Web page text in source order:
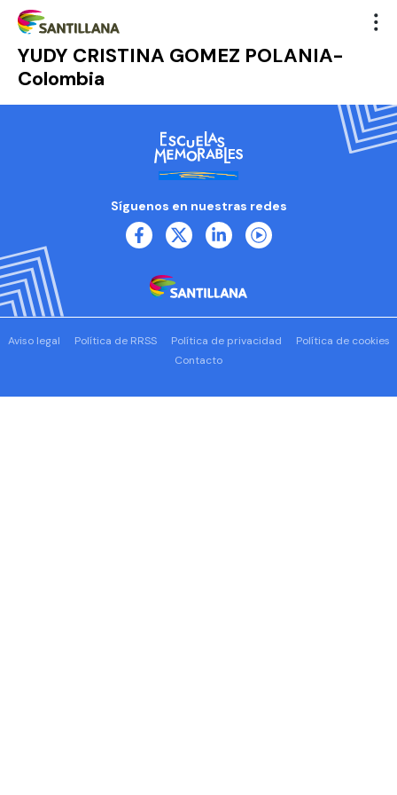
YUDY CRISTINA GOMEZ POLANIA-
Colombia
Síguenos en nuestras redes
Aviso legal Política de RRSS Política de privacidad
Política de cookies
Contacto